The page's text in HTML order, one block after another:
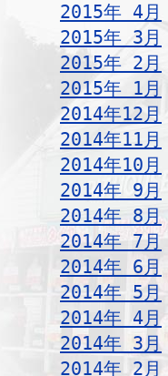
2015年 4月
2015年 3月
2015年 2月
2015年 1月
2014年12月
2014年11月
2014年10月
2014年 9月
2014年 8月
2014年 7月
2014年 6月
2014年 5月
2014年 4月
2014年 3月
2014年 2月